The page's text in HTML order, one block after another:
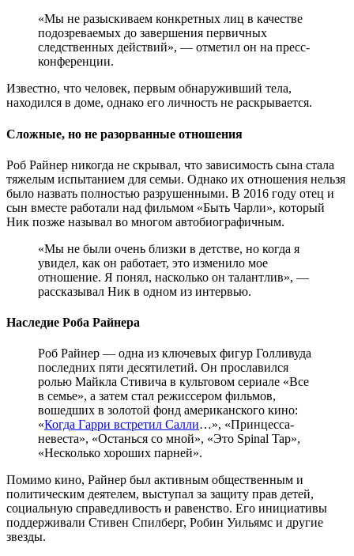
«Мы не разыскиваем конкретных лиц в качестве
подозреваемых до завершения первичных
следственных действий», — отметил он на пресс-
конференции.
Известно, что человек, первым обнаруживший тела,
находился в доме, однако его личность не раскрывается.
Сложные, но не разорванные отношения
Роб Райнер никогда не скрывал, что зависимость сына стала
тяжелым испытанием для семьи. Однако их отношения нельзя
было назвать полностью разрушенными. В 2016 году отец и
сын вместе работали над фильмом «Быть Чарли», который
Ник позже называл во многом автобиографичным.
«Мы не были очень близки в детстве, но когда я
увидел, как он работает, это изменило мое
отношение. Я понял, насколько он талантлив», —
рассказывал Ник в одном из интервью.
Наследие Роба Райнера
Роб Райнер — одна из ключевых фигур Голливуда
последних пяти десятилетий. Он прославился
ролью Майкла Стивича в культовом сериале «Все
в семье», а затем стал режиссером фильмов,
вошедших в золотой фонд американского кино:
«Когда Гарри встретил Салли…», «Принцесса-
невеста», «Останься со мной», «Это Spinal Tap»,
«Несколько хороших парней».
Помимо кино, Райнер был активным общественным и
политическим деятелем, выступал за защиту прав детей,
социальную справедливость и равенство. Его инициативы
поддерживали Стивен Спилберг, Робин Уильямс и другие
звезды.